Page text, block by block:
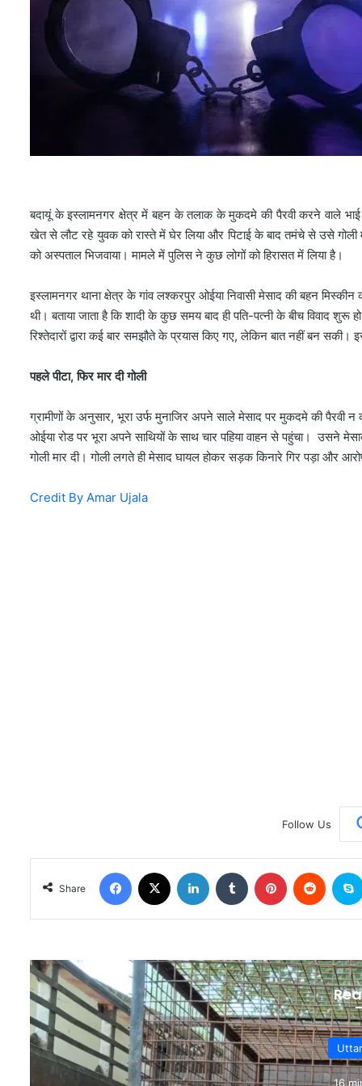
बदायूं के इस्लामनगर क्षेत्र में बहन के तलाक के मुकदमे की पैरवी करने वाले
खेत से लौट रहे युवक को रास्ते में घेर लिया और पिटाई के बाद तमंचे से उसे
को अस्पताल भिजवाया। मामले में पुलिस ने कुछ लोगों को हिरासत में लिया है।
इस्लामनगर थाना क्षेत्र के गांव लश्करपुर ओईया निवासी मेसाद की बहन मिस्कीन
थी। बताया जाता है कि शादी के कुछ समय बाद ही पति-पत्नी के बीच विवाद
रिश्तेदारों द्वारा कई बार समझौते के प्रयास किए गए, लेकिन बात नहीं बन
पहले पीटा, फिर मार दी गोली
ग्रामीणों के अनुसार, भूरा उर्फ मुनाजिर अपने साले मेसाद पर मुकदमे की पैरवी न
ओईया रोड पर भूरा अपने साथियों के साथ चार पहिया वाहन से पहुंचा। उसने
गोली मार दी। गोली लगते ही मेसाद घायल होकर सड़क किनारे गिर पड़ा और
Credit By Amar Ujala
Follow Us
Share
16